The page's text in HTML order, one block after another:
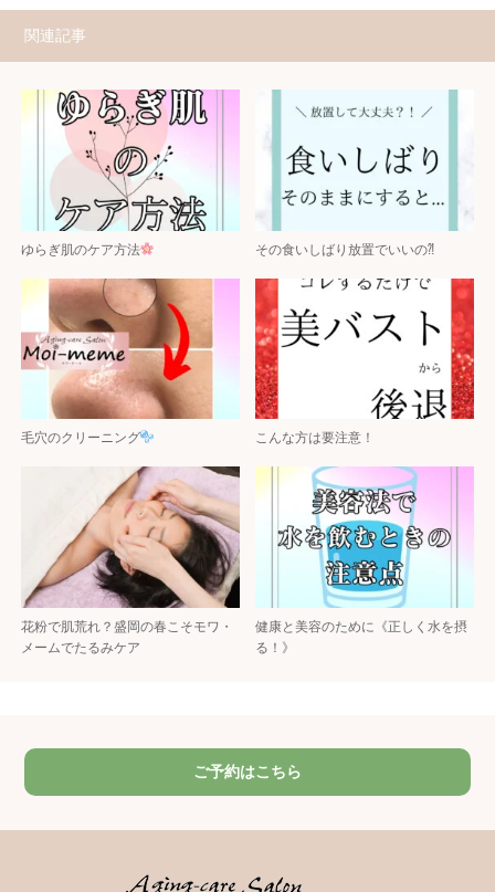
関連記事
ゆらぎ肌のケア方法 その食いしばり放置でいいの⁈
毛穴のクリーニング こんな方は要注意！
花粉で肌荒れ？盛岡の春こそモワ・
メームでたるみケア
健康と美容のために《正しく水を摂
る！》
ご予約はこちら